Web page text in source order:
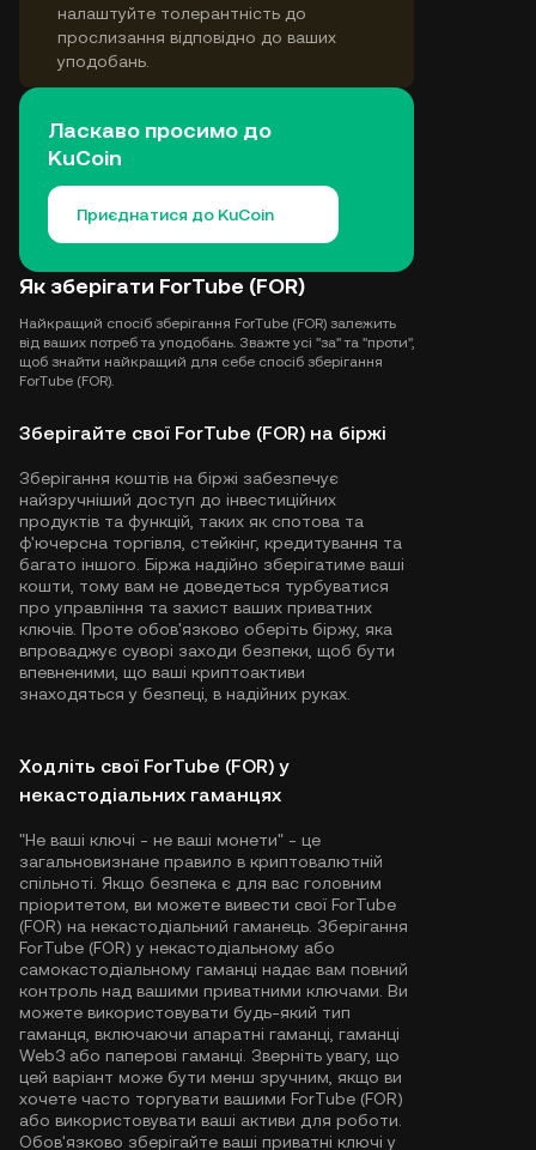
налаштуйте толерантність до
прослизання відповідно до ваших
уподобань.
Ласкаво просимо до
KuCoin
Приєднатися до KuCoin
Як зберігати ForTube (FOR)
Найкращий спосіб зберігання ForTube (FOR) залежить
від ваших потреб та уподобань. Зважте усі "за" та "проти",
щоб знайти найкращий для себе спосіб зберігання
ForTube (FOR).
Зберігайте свої ForTube (FOR) на біржі
Зберігання коштів на біржі забезпечує
найзручніший доступ до інвестиційних
продуктів та функцій, таких як спотова та
ф'ючерсна торгівля, стейкінг, кредитування та
багато іншого. Біржа надійно зберігатиме ваші
кошти, тому вам не доведеться турбуватися
про управління та захист ваших приватних
ключів. Проте обов'язково оберіть біржу, яка
впроваджує суворі заходи безпеки, щоб бути
впевненими, що ваші криптоактиви
знаходяться у безпеці, в надійних руках.
Ходліть свої ForTube (FOR) у
некастодіальних гаманцях
"Не ваші ключі - не ваші монети" - це
загальновизнане правило в криптовалютній
спільноті. Якщо безпека є для вас головним
пріоритетом, ви можете вивести свої ForTube
(FOR) на некастодіальний гаманець. Зберігання
ForTube (FOR) у некастодіальному або
самокастодіальному гаманці надає вам повний
контроль над вашими приватними ключами. Ви
можете використовувати будь-який тип
гаманця, включаючи апаратні гаманці, гаманці
Web3 або паперові гаманці. Зверніть увагу, що
цей варіант може бути менш зручним, якщо ви
хочете часто торгувати вашими ForTube (FOR)
або використовувати ваші активи для роботи.
Обов'язково зберігайте ваші приватні ключі у